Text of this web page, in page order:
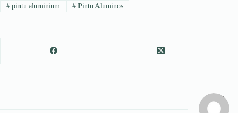
#pintu aluminium #Pintu Aluminos